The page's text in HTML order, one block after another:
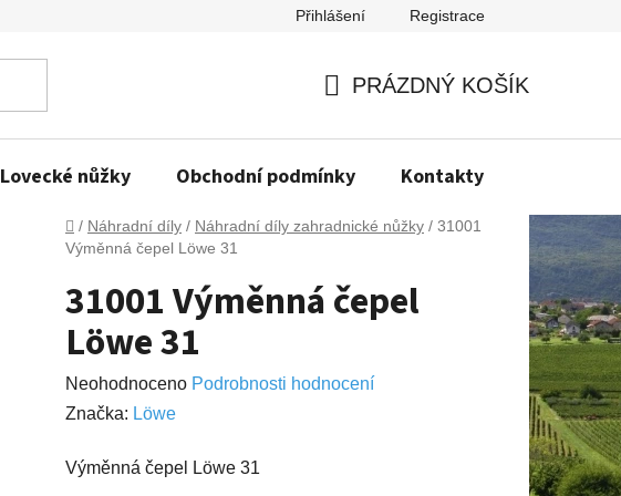
Přihlášení Registrace
KOŠÍK
PRÁZDNÝ KOŠÍK
Lovecké nůžky Obchodní podmínky Kontakty
Domů
/ Náhradní díly / Náhradní díly zahradnické nůžky / 31001
Výměnná čepel Löwe 31
31001 Výměnná čepel
Löwe 31
Průměrné
hodnocení
je
Neohodnoceno Podrobnosti hodnocení
Značka: Lӧwe
Výměnná čepel Löwe 31